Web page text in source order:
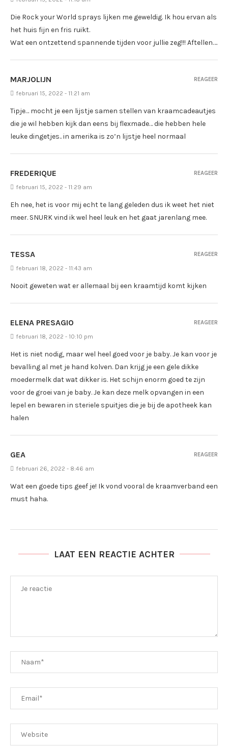
Die Rock your World sprays lijken me geweldig. Ik hou ervan als
het huis fijn en fris ruikt.
Wat een ontzettend spannende tijden voor jullie zeg!!! Aftellen….
MARJOLIJN
februari 15, 2022 - 11:21 am
Tipje… mocht je een lijstje samen stellen van kraamcadeautjes
die je wil hebben kijk dan eens bij flexmade… die hebben hele
leuke dingetjes.. in amerika is zo’n lijstje heel normaal
REAGEER
FREDERIQUE
februari 15, 2022 - 11:29 am
Eh nee, het is voor mij echt te lang geleden dus ik weet het niet
meer. SNURK vind ik wel heel leuk en het gaat jarenlang mee.
REAGEER
TESSA
februari 18, 2022 - 11:43 am
Nooit geweten wat er allemaal bij een kraamtijd komt kijken
REAGEER
ELENA PRESAGIO
februari 18, 2022 - 10:10 pm
Het is niet nodig, maar wel heel goed voor je baby. Je kan voor je
bevalling al met je hand kolven. Dan krijg je een gele dikke
moedermelk dat wat dikker is. Het schijn enorm goed te zijn
voor de groei van je baby. Je kan deze melk opvangen in een
lepel en bewaren in steriele spuitjes die je bij de apotheek kan
halen
REAGEER
GEA
februari 26, 2022 - 8:46 am
Wat een goede tips geef je! Ik vond vooral de kraamverband een
must haha.
REAGEER
LAAT EEN REACTIE ACHTER